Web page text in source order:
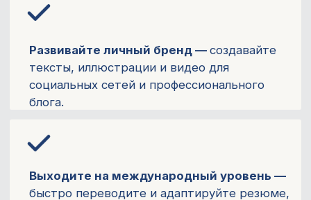
Разбор актуальных научных исследований
с Кандидатом биологических наук
ученый секретарь, проректор. Более 100
научных публикаций4 900 ₽ → бесплатно
Конспект-шпаргалка
нейросетям -
Курс«Эффективное общение с
Скидку -10 000₽
Забронировать скидку